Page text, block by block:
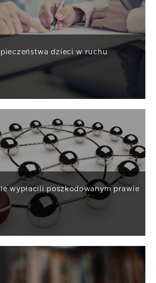
dzieci w ruchu
wypłacili poszkodowanym prawie